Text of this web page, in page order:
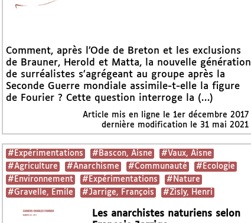
Comment, après l’Ode de Breton et les exclusions
de Brauner, Herold et Matta, la nouvelle génération
de surréalistes s’agrégeant au groupe après la
Seconde Guerre mondiale assimile-t-elle la figure
de Fourier ? Cette question interroge la (…)
Article mis en ligne le 1er décembre 2017
dernière modification le 31 mai 2021
#Expérimentations #Bascon, Aisne
#Vaux, Aisne
#Agriculture
#Anarchisme #Communauté
#Ecologie
#Environnement
#Expérimentations
#Nature
#Gravelle, Emile
#Jarrige, François #Zisly, Henri
Les anarchistes naturiens selon